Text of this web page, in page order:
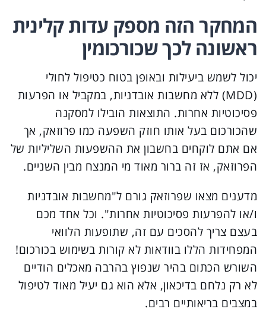
המחקר הזה מספק עדות קלינית
ראשונה לכך שכורכומין
יכול לשמש ביעילות ובאופן בטוח כטיפול לחולי
(MDD) ללא מחשבות אובדניות, במקביל או הפרעות
פסיכוטיות אחרות. התוצאות הובילו למסקנה
שהכורכום בעל אותו חוזק השפעה כמו פרוזאק, אך
אם אתם לוקחים בחשבון את ההשפעות השליליות של
הפרוזאק, אז זה ברור מאוד מי המנצח מבין השניים.
מדענים מצאו שפרוזאק גורם ל"מחשבות אובדניות
ו/או להפרעות פסיכוטיות אחרות". וכל אחד מכם
בעצם צריך להסכים עם זה, שתופעות הלוואי
המפחידות הללו בוודאות לא קורות בשימוש בכורכום!
השורש הכתום בהיר שנפוץ בהרבה מאכלים הודיים
לא רק נלחם בדיכאון, אלא הוא גם יעיל מאוד לטיפול
במצבים בריאותיים רבים.